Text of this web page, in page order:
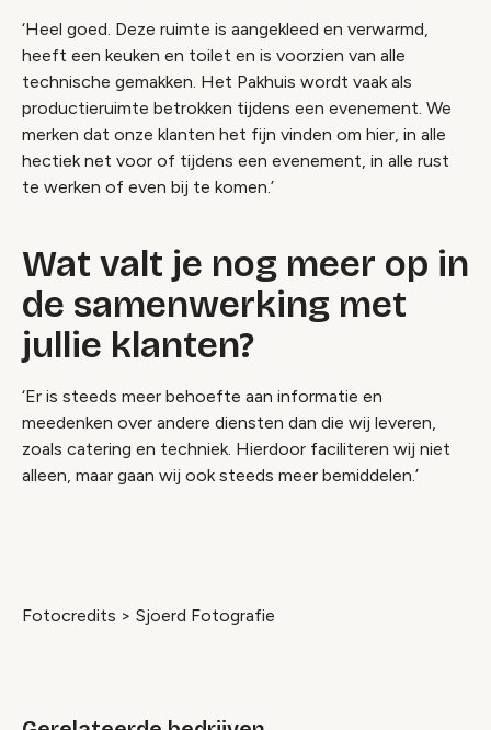
‘Heel goed. Deze ruimte is aangekleed en verwarmd,
heeft een keuken en toilet en is voorzien van alle
technische gemakken. Het Pakhuis wordt vaak als
productieruimte betrokken tijdens een evenement. We
merken dat onze klanten het fijn vinden om hier, in alle
hectiek net voor of tijdens een evenement, in alle rust
te werken of even bij te komen.’
Wat valt je nog meer op in
de samenwerking met
jullie klanten?
‘Er is steeds meer behoefte aan informatie en
meedenken over andere diensten dan die wij leveren,
zoals catering en techniek. Hierdoor faciliteren wij niet
alleen, maar gaan wij ook steeds meer bemiddelen.’
Fotocredits > Sjoerd Fotografie